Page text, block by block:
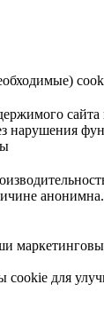
сайта
нарушения
cookie для